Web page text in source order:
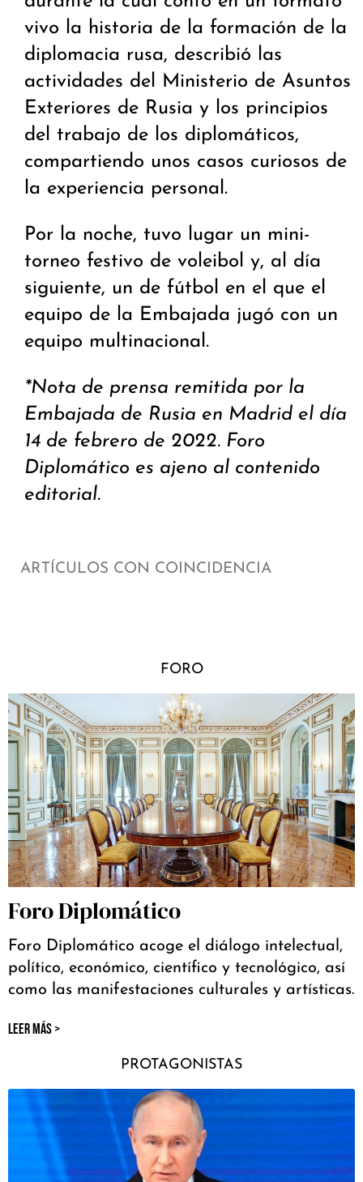
vivo la historia de la formación de la
diplomacia rusa, describió las
actividades del Ministerio de Asuntos
Exteriores de Rusia y los principios
del trabajo de los diplomáticos,
compartiendo unos casos curiosos de
la experiencia personal.
Por la noche, tuvo lugar un mini-
torneo festivo de voleibol y, al día
siguiente, un de fútbol en el que el
equipo de la Embajada jugó con un
equipo multinacional.
*Nota de prensa remitida por la
Embajada de Rusia en Madrid el día
14 de febrero de 2022. Foro
Diplomático es ajeno al contenido
editorial.
ARTÍCULOS CON COINCIDENCIA
FORO
Foro Diplomático
Foro Diplomático acoge el diálogo intelectual,
político, económico, científico y tecnológico, así
como las manifestaciones culturales y artísticas.
LEER MÁS >
PROTAGONISTAS